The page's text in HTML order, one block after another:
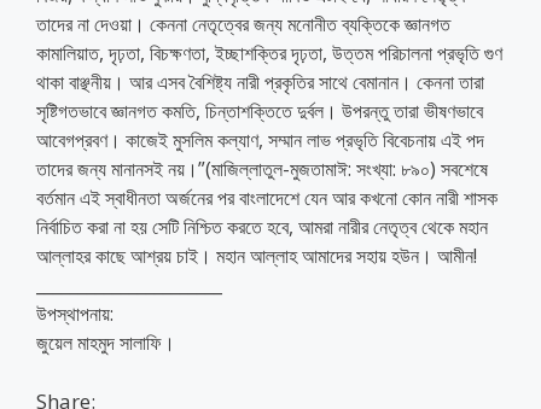
তাদের না দেওয়া। কেননা নেতৃত্বের জন্য মনোনীত ব্যক্তিকে জ্ঞানগত
কামালিয়াত, দৃঢ়তা, বিচক্ষণতা, ইচ্ছাশক্তির দৃঢ়তা, উত্তম পরিচালনা প্রভৃতি গুণ
থাকা বাঞ্ছনীয়। আর এসব বৈশিষ্ট্য নারী প্রকৃতির সাথে বেমানান। কেননা তারা
সৃষ্টিগতভাবে জ্ঞানগত কমতি, চিন্তাশক্তিতে দুর্বল। উপরন্তু তারা ভীষণভাবে
আবেগপ্রবণ। কাজেই মুসলিম কল্যাণ, সম্মান লাভ প্রভৃতি বিবেচনায় এই পদ
তাদের জন্য মানানসই নয়।”(মাজিল্লাতুল-মুজতামাঈ: সংখ্যা: ৮৯০) সবশেষে
বর্তমান এই স্বাধীনতা অর্জনের পর বাংলাদেশে যেন আর কখনো কোন নারী শাসক
নির্বাচিত করা না হয় সেটি নিশ্চিত করতে হবে, আমরা নারীর নেতৃত্ব থেকে মহান
আল্লাহর কাছে আশ্রয় চাই। মহান আল্লাহ আমাদের সহায় হউন। আমীন!
উপস্থাপনায়:
জুয়েল মাহমুদ সালাফি।
Share: